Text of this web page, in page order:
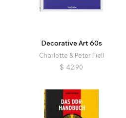
Decorative Art 60s
Charlotte & Peter Fiell
$ 42.90